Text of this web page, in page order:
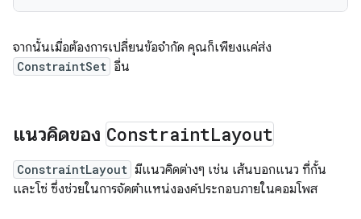
จากนั้นเมื่อต้องการเปลี่ยนข้อจำกัด คุณก็เพียงแค่ส่ง
ConstraintSet อื่น
แนวคิดของ ConstraintLayout
ConstraintLayout มีแนวคิดต่างๆ เช่น เส้นบอกแนว ที่กั้น
และโซ่ ซึ่งช่วยในการจัดตำแหน่งองค์ประกอบภายในคอมโพส